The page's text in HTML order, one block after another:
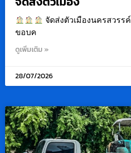
จัดส่งตัวเมืองนครสวรรค์
ขอบค
ดูเพิ่มเติม »
28/07/2026